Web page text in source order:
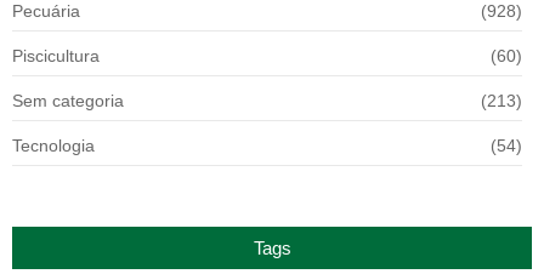
Pecuária (928)
Piscicultura (60)
Sem categoria (213)
Tecnologia (54)
Tags